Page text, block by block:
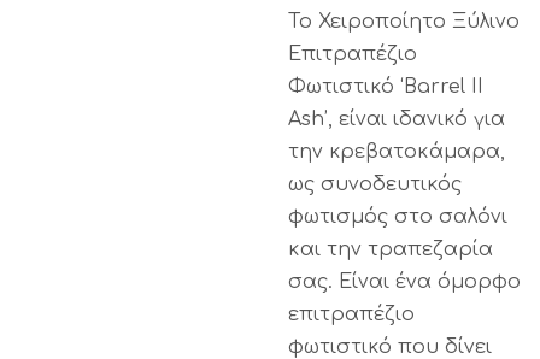
Το Χειροποίητο Ξύλινο
Επιτραπέζιο
Φωτιστικό ‘Barrel II
Ash’, είναι ιδανικό για
την κρεβατοκάμαρα,
ως συνοδευτικός
φωτισμός στο σαλόνι
και την τραπεζαρία
σας. Είναι ένα όμορφο
επιτραπέζιο
φωτιστικό που δίνει